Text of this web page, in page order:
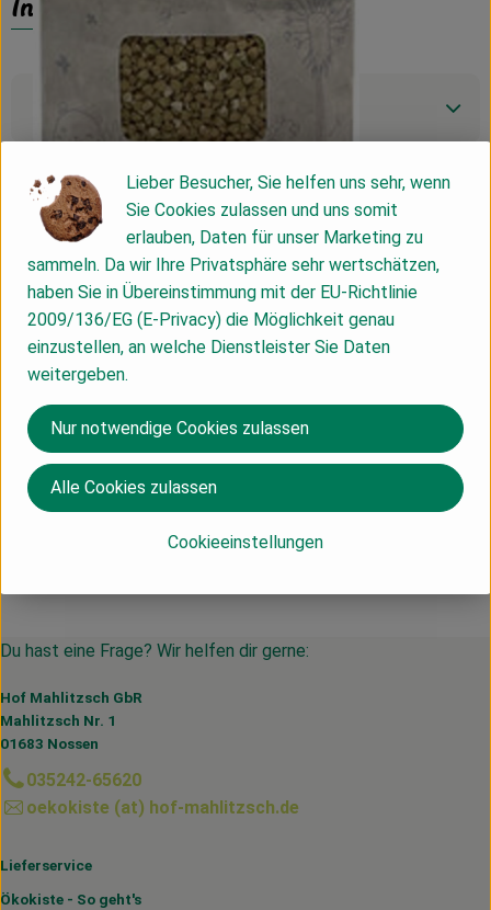
Produktinformationen
Zutaten
Produktdatenblatt
Herkunft
Deutschland
VON
Du hast eine Frage? Wir helfen dir gerne:
Hof Mahlitzsch GbR
Mahlitzsch Nr. 1
01683 Nossen
035242-65620
oekokiste (at) hof-mahlitzsch.de
Lieferservice
Ökokiste - So geht's
Lieber Besucher, Sie helfen uns sehr, wenn
Sie Cookies zulassen und uns somit
erlauben, Daten für unser Marketing zu
sammeln. Da wir Ihre Privatsphäre sehr wertschätzen,
haben Sie in Übereinstimmung mit der EU-Richtlinie
2009/136/EG (E-Privacy) die Möglichkeit genau
einzustellen, an welche Dienstleister Sie Daten
weitergeben.
Cookieeinstellungen
Nur notwendige Cookies zulassen
Alle Cookies zulassen